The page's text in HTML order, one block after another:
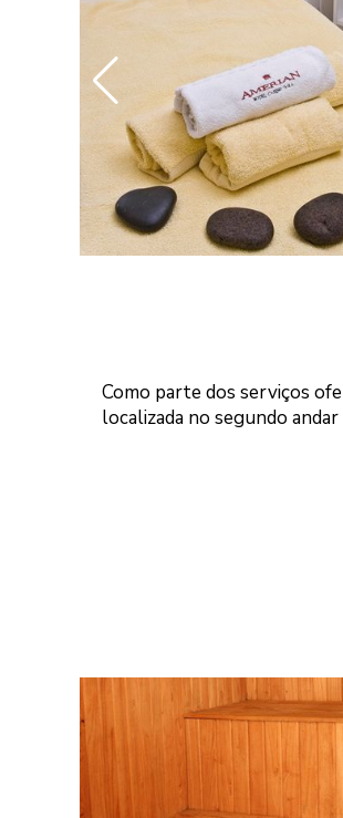
Como parte dos serviços
localizada no segundo